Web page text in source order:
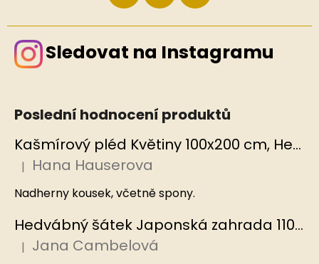
Sledovat na Instagramu
Poslední hodnocení produktů
Kašmírový pléd Květiny 100x200 cm, Hedvábný svět
Hodnocení produktu je 5 z 5 hvězdiček.
| Hana Hauserova
Nadherny kousek, včetně spony.
Hedvábný šátek Japonská zahrada 110x110 cm v dárkovém balení, HEDVÁBNÝ SVĚT
Hodnocení produktu je 5 z 5 hvězdiček.
| Jana Cambelová